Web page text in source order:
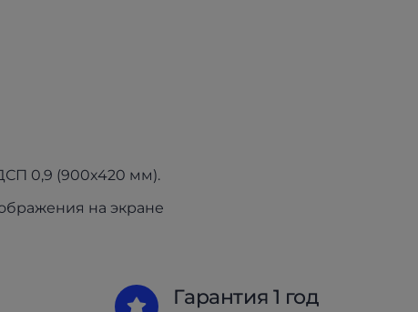
0,9 (900x420 мм).
на экране
Гарантия 1 год